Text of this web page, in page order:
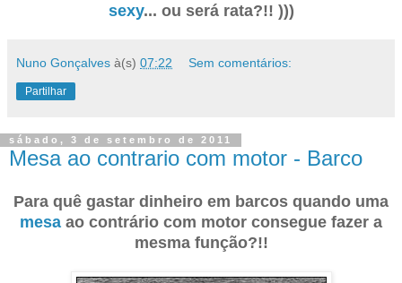
sexy... ou será rata?!! )))
Nuno Gonçalves à(s) 07:22 Sem comentários:
Partilhar
sábado, 3 de setembro de 2011
Mesa ao contrario com motor - Barco
Para quê gastar dinheiro em barcos quando uma
mesa ao contrário com motor consegue fazer a
mesma função?!!